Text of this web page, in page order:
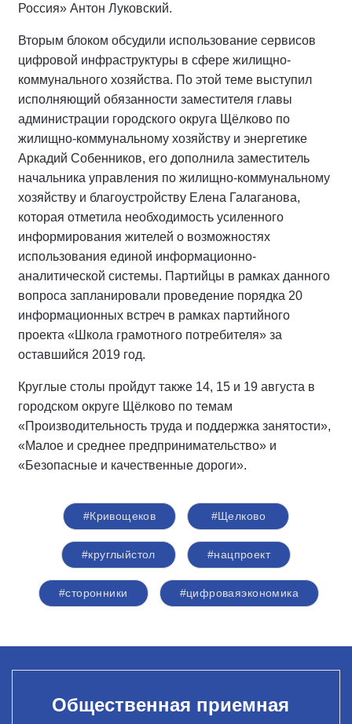
Россия» Антон Луковский.
Вторым блоком обсудили использование сервисов
цифровой инфраструктуры в сфере жилищно-
коммунального хозяйства. По этой теме выступил
исполняющий обязанности заместителя главы
администрации городского округа Щёлково по
жилищно-коммунальному хозяйству и энергетике
Аркадий Собенников, его дополнила заместитель
начальника управления по жилищно-коммунальному
хозяйству и благоустройству Елена Галаганова,
которая отметила необходимость усиленного
информирования жителей о возможностях
использования единой информационно-
аналитической системы. Партийцы в рамках данного
вопроса запланировали проведение порядка 20
информационных встреч в рамках партийного
проекта «Школа грамотного потребителя» за
оставшийся 2019 год.
Круглые столы пройдут также 14, 15 и 19 августа в
городском округе Щёлково по темам
«Производительность труда и поддержка занятости»,
«Малое и среднее предпринимательство» и
«Безопасные и качественные дороги».
#Кривощеков #Щелково
#круглыйстол #нацпроект
#сторонники #цифроваяэкономика
Общественная приемная